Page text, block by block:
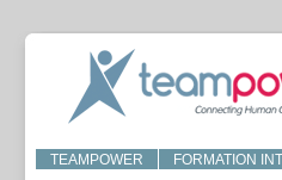
TEAMPOWER FORMATION